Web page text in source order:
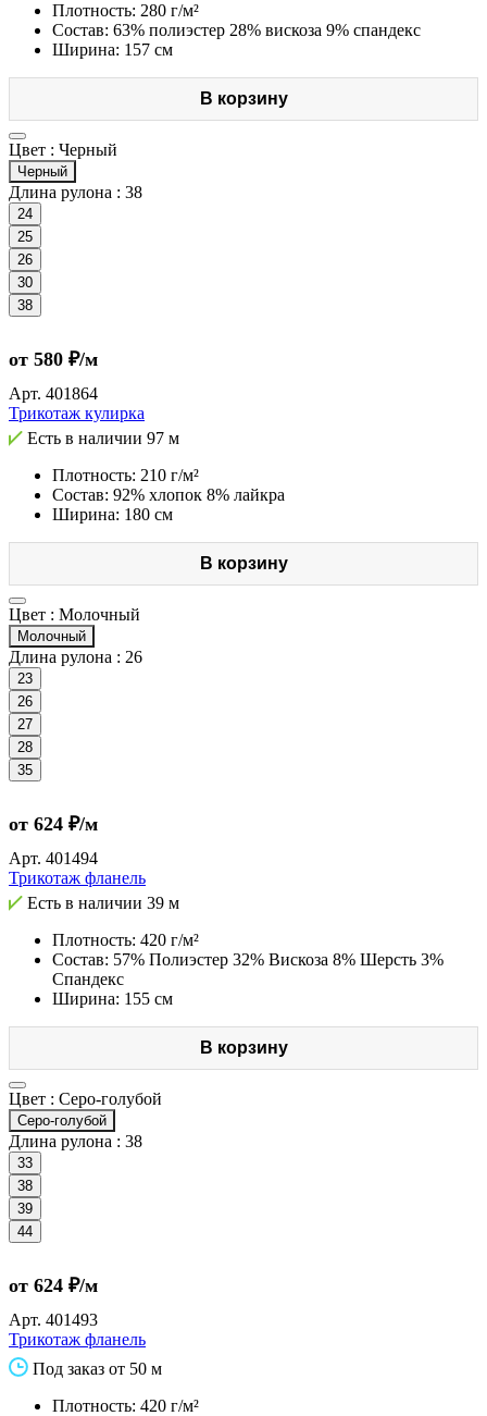
Плотность: 280 г/м²
Состав: 63% полиэстер 28% вискоза 9% спандекс
Ширина: 157 см
В корзину
Цвет : Черный
Черный
Длина рулона : 38
24
25
26
30
38
от 580 ₽/м
Арт. 401864
Трикотаж кулирка
Есть в наличии 97 м
Плотность: 210 г/м²
Состав: 92% хлопок 8% лайкра
Ширина: 180 см
В корзину
Цвет : Молочный
Молочный
Длина рулона : 26
23
26
27
28
35
от 624 ₽/м
Арт. 401494
Трикотаж фланель
Есть в наличии 39 м
Плотность: 420 г/м²
Состав: 57% Полиэстер 32% Вискоза 8% Шерсть 3%
Спандекс
Ширина: 155 см
В корзину
Цвет : Серо-голубой
Серо-голубой
Длина рулона : 38
33
38
39
44
от 624 ₽/м
Арт. 401493
Трикотаж фланель
Под заказ от 50 м
Плотность: 420 г/м²